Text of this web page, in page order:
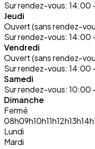
Sur rendez-vous: 14:00
Jeudi
Ouvert (sans rendez-
Sur rendez-vous: 14:00
Vendredi
Ouvert (sans rendez-
Sur rendez-vous: 14:00
Samedi
Sur rendez-vous: 10:00
Dimanche
Fermé
08h09h10h11h12h13h14h
Lundi
Mardi